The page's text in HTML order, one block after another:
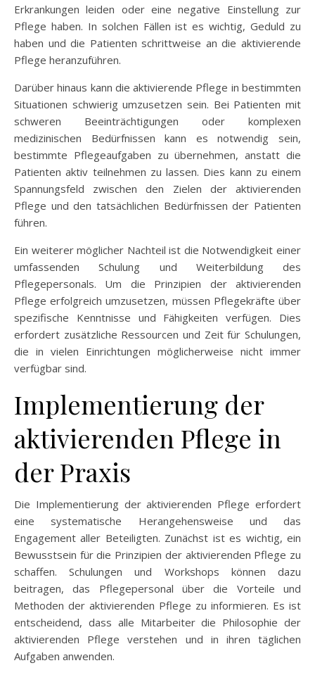
Erkrankungen leiden oder eine negative Einstellung zur
Pflege haben. In solchen Fällen ist es wichtig, Geduld zu
haben und die Patienten schrittweise an die aktivierende
Pflege heranzuführen.
Darüber hinaus kann die aktivierende Pflege in bestimmten
Situationen schwierig umzusetzen sein. Bei Patienten mit
schweren Beeinträchtigungen oder komplexen
medizinischen Bedürfnissen kann es notwendig sein,
bestimmte Pflegeaufgaben zu übernehmen, anstatt die
Patienten aktiv teilnehmen zu lassen. Dies kann zu einem
Spannungsfeld zwischen den Zielen der aktivierenden
Pflege und den tatsächlichen Bedürfnissen der Patienten
führen.
Ein weiterer möglicher Nachteil ist die Notwendigkeit einer
umfassenden Schulung und Weiterbildung des
Pflegepersonals. Um die Prinzipien der aktivierenden
Pflege erfolgreich umzusetzen, müssen Pflegekräfte über
spezifische Kenntnisse und Fähigkeiten verfügen. Dies
erfordert zusätzliche Ressourcen und Zeit für Schulungen,
die in vielen Einrichtungen möglicherweise nicht immer
verfügbar sind.
Implementierung der
aktivierenden Pflege in
der Praxis
Die Implementierung der aktivierenden Pflege erfordert
eine systematische Herangehensweise und das
Engagement aller Beteiligten. Zunächst ist es wichtig, ein
Bewusstsein für die Prinzipien der aktivierenden Pflege zu
schaffen. Schulungen und Workshops können dazu
beitragen, das Pflegepersonal über die Vorteile und
Methoden der aktivierenden Pflege zu informieren. Es ist
entscheidend, dass alle Mitarbeiter die Philosophie der
aktivierenden Pflege verstehen und in ihren täglichen
Aufgaben anwenden.